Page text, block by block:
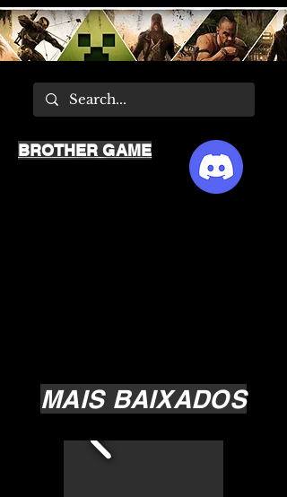
MAIS BAIXADOS
BROTHER GAME